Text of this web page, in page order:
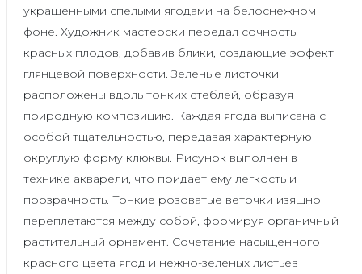
украшенными спелыми ягодами на белоснежном
фоне. Художник мастерски передал сочность
красных плодов, добавив блики, создающие эффект
глянцевой поверхности. Зеленые листочки
расположены вдоль тонких стеблей, образуя
природную композицию. Каждая ягода выписана с
особой тщательностью, передавая характерную
округлую форму клюквы. Рисунок выполнен в
технике акварели, что придает ему легкость и
прозрачность. Тонкие розоватые веточки изящно
переплетаются между собой, формируя органичный
растительный орнамент. Сочетание насыщенного
красного цвета ягод и нежно-зеленых листьев